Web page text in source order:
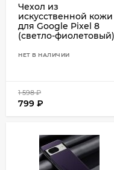
Чехол из
искусственной кожи
для Google Pixel 8
(светло-фиолетовый)
НЕТ В НАЛИЧИИ
1 598₽
799 ₽